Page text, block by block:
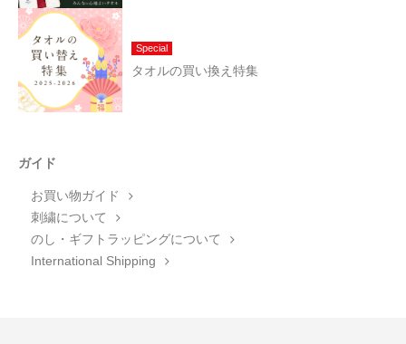
Special
タオルの買い換え特集
ガイド
お買い物ガイド
刺繍について
のし・ギフトラッピングについて
International Shipping